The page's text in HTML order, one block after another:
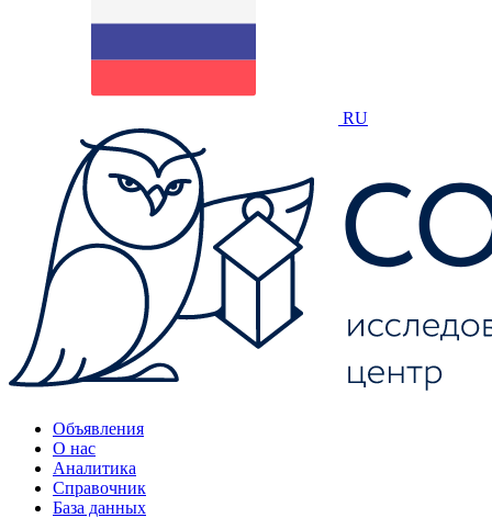
RU
Объявления
О нас
Аналитика
Справочник
База данных